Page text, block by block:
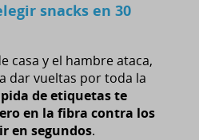
snacks en 30
casa y el hambre ataca,
dar vueltas por toda la
de etiquetas te
en la fibra contra los
en segundos.